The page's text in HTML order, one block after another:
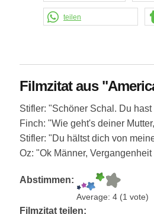
teilen
Filmzitat aus
Stifler: "Schöner Schal. Du
Finch: "Wie geht's deiner
Stifler: "Du hältst dich von
Oz: "Ok Männer,
Abstimmen:
Average: 4 (1 vote)
Filmzitat teilen: